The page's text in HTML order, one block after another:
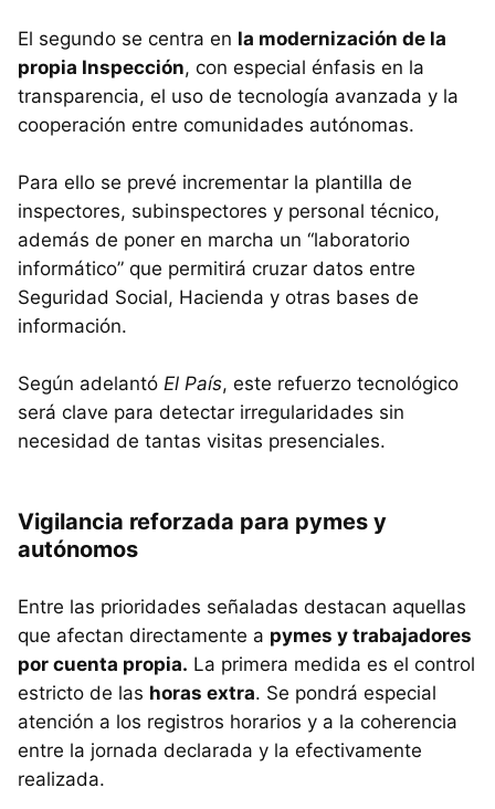
El segundo se centra en la modernización de la
propia Inspección, con especial énfasis en la
transparencia, el uso de tecnología avanzada y la
cooperación entre comunidades autónomas.
Para ello se prevé incrementar la plantilla de
inspectores, subinspectores y personal técnico,
además de poner en marcha un “laboratorio
informático” que permitirá cruzar datos entre
Seguridad Social, Hacienda y otras bases de
información.
Según adelantó El País, este refuerzo tecnológico
será clave para detectar irregularidades sin
necesidad de tantas visitas presenciales.
Vigilancia reforzada para pymes y
autónomos
Entre las prioridades señaladas destacan aquellas
que afectan directamente a pymes y trabajadores
por cuenta propia. La primera medida es el control
estricto de las horas extra. Se pondrá especial
atención a los registros horarios y a la coherencia
entre la jornada declarada y la efectivamente
realizada.